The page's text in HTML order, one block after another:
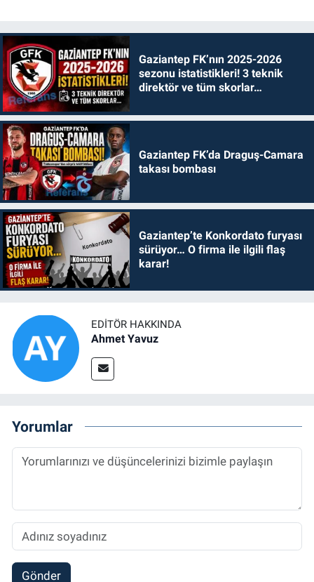
Gaziantep FK’nın 2025-2026
sezonu istatistikleri! 3 teknik
direktör ve tüm skorlar…
Gaziantep FK’da Draguş-Camara
takası bombası
Gaziantep’te Konkordato furyası
sürüyor… O firma ile ilgili flaş
karar!
EDITÖR HAKKINDA
Ahmet Yavuz
Yorumlar
Gönder